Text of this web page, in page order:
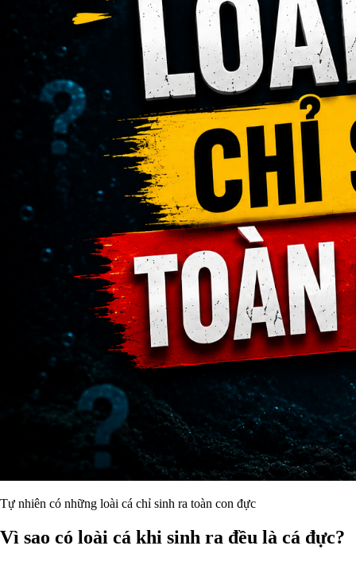
Tự nhiên có những loài cá chỉ sinh ra toàn con đực
Vì sao có loài cá khi sinh ra đều là cá đực?